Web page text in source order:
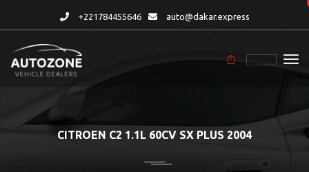
+221784455646 auto@dakar.express
CITROEN C2 1.1L 60CV SX PLUS 2004